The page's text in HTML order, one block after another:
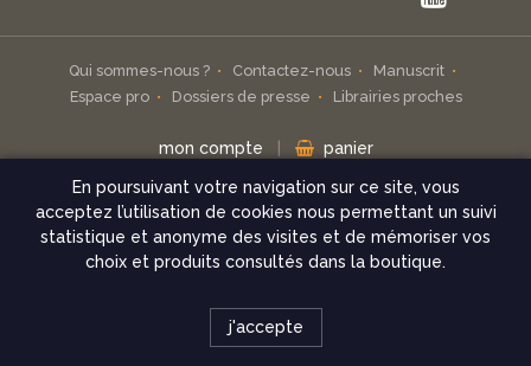
Qui sommes-nous ? Contactez-nous
Manuscrit
Espace pro
Dossiers de presse Librairies proches
mon compte panier
Inscrivez-vous à notre infolettre
check
Conditions de vente
En poursuivant votre navigation sur ce site, vous
acceptez l’utilisation de cookies nous permettant un suivi
statistique et anonyme des visites et de mémoriser vos
choix et produits consultés dans la boutique.
j'accepte